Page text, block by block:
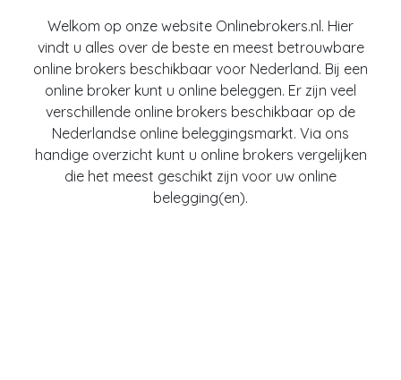
Welkom op onze website Onlinebrokers.nl. Hier
vindt u alles over de beste en meest betrouwbare
online brokers beschikbaar voor Nederland. Bij een
online broker kunt u online beleggen. Er zijn veel
verschillende online brokers beschikbaar op de
Nederlandse online beleggingsmarkt. Via ons
handige overzicht kunt u online brokers vergelijken
die het meest geschikt zijn voor uw online
belegging(en).